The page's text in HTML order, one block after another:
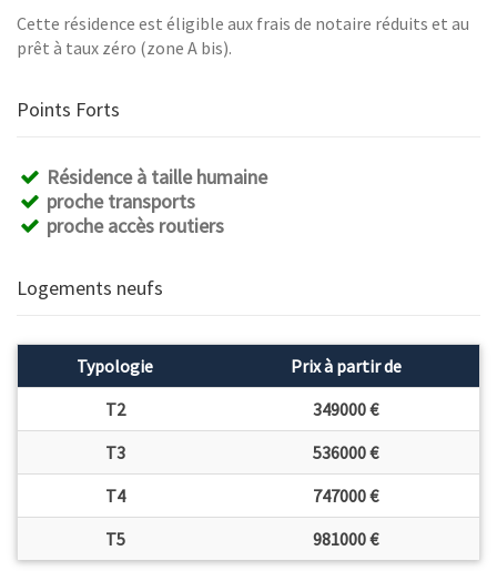
Cette résidence est éligible aux frais de notaire réduits et au
prêt à taux zéro (zone A bis).
Points Forts
Résidence à taille humaine
proche transports
proche accès routiers
Logements neufs
Typologie
Prix à partir de
T2
349000 €
T3
536000 €
T4
747000 €
T5
981000 €